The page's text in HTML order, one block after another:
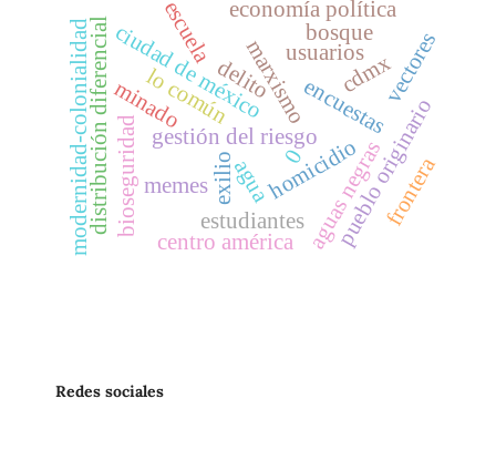
marxismo
homicidio
gestión del riesgo
aguas negras
usuarios
encuestas
memes
ciudad de méxico
distribución diferencial cdmx
delito
minado
bosque
agua pueblo originario
modernidad-colonialidad vectores
escuela
estudiantes frontera
lo común
exilio
economía política
centro américa
bioseguridad 0
Redes sociales